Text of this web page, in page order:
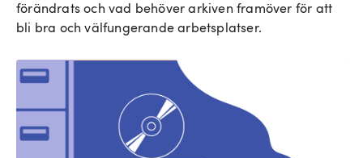
förändrats och vad behöver arkiven framöver för att
bli bra och välfungerande arbetsplatser.